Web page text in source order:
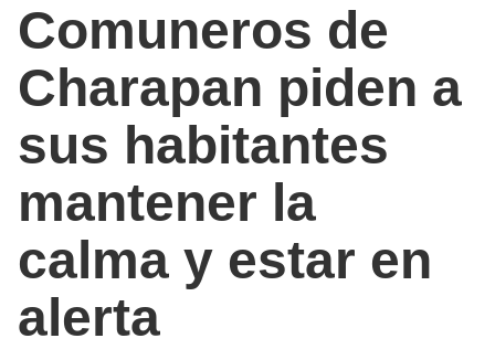
Comuneros de
Charapan piden a
sus habitantes
mantener la
calma y estar en
alerta